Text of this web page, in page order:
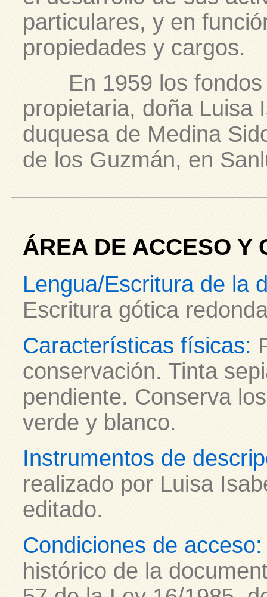
particulares, y en
propiedades y cargos.
En 1959 los fondos
propietaria, doña Luisa
duquesa de Medina
de los Guzmán, en
ÁREA DE ACCESO Y
Lengua/Escritura de la
Escritura gótica
Características físicas:
conservación. Tinta
pendiente. Conserva
verde y blanco.
Instrumentos de
realizado por Luisa
editado.
Condiciones de acceso:
histórico de la